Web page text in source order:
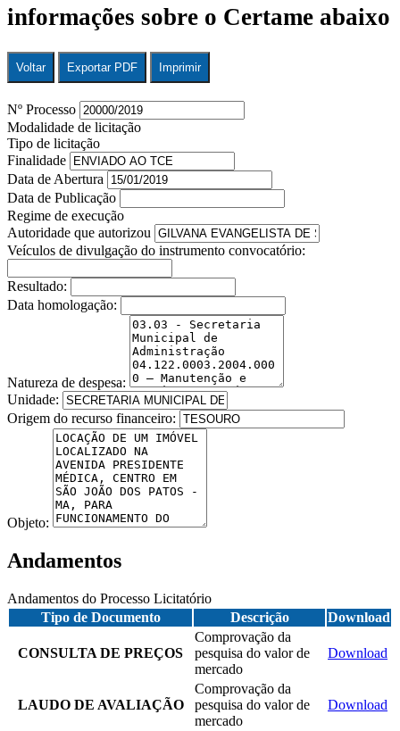
informações sobre o Certame abaixo
Voltar Exportar PDF Imprimir
Nº Processo
Modalidade de licitação
Tipo de licitação
Finalidade
Data de Abertura
Data de Publicação
Regime de execução
Autoridade que autorizou
Veículos de divulgação do instrumento convocatório:
Resultado:
Data homologação:
Natureza de despesa:
Unidade:
Origem do recurso financeiro:
Objeto:
Andamentos
Andamentos do Processo Licitatório
Tipo de Documento
Descrição Download
CONSULTA DE PREÇOS
Comprovação da
pesquisa do valor de
mercado
Download
LAUDO DE AVALIAÇÃO
Comprovação da
pesquisa do valor de
mercado
Download